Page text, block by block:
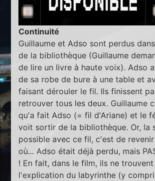
Continuité
Guillaume et Adso sont perdus
de la bibliothèque (Guillaume
de lire un livre à haute voix). Adso
de sa robe de bure à une table et
faisant dérouler le fil. Ils finissent
retrouver tous les deux. Guillaume
qu'a fait Adso (= fil d'Ariane) et le
voit sortir de la bibliothèque. Or, la
possible avec ce fil, c'est de
où... Adso était déjà perdu, mais
! En fait, dans le film, ils ne
l'explication du labyrinthe (y